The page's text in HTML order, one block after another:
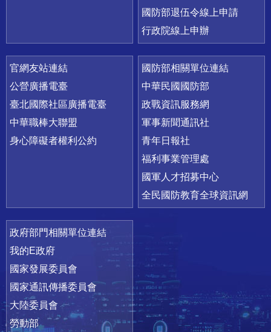
國防部退伍令線上申請
行政院線上申辦
官網友站連結
公營廣播電臺
臺北國際社區廣播電臺
中華職棒大聯盟
身心障礙者權利公約
國防部相關單位連結
中華民國國防部
政戰資訊服務網
軍事新聞通訊社
青年日報社
福利事業管理處
國軍人才招募中心
全民國防教育全球資訊網
政府部門相關單位連結
我的E政府
國家發展委員會
國家通訊傳播委員會
大陸委員會
勞動部